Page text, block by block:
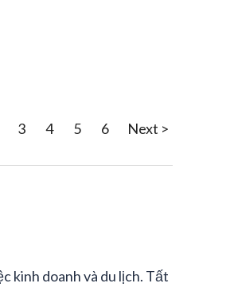
3 4 5 6 Next >
kinh doanh và du lịch. Tất